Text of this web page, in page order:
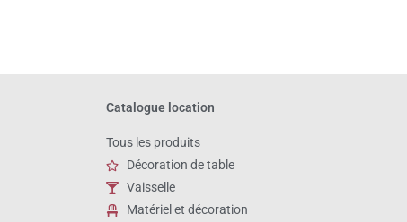
Catalogue location
Tous les produits
Décoration de table
Vaisselle
Matériel et décoration